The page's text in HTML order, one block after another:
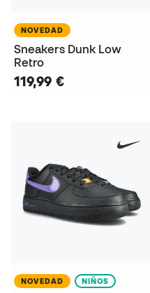
NOVEDAD
Sneakers Dunk Low
Retro
119,99 €
NOVEDAD NIÑOS